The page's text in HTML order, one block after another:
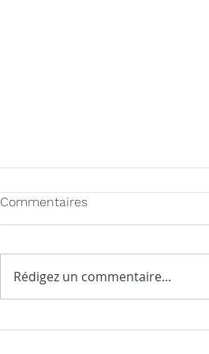
Commentaires
Rédigez un commentaire...